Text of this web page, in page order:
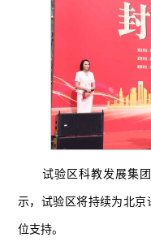
试验区科教发展集
示，试验区将持续为北
位支持。